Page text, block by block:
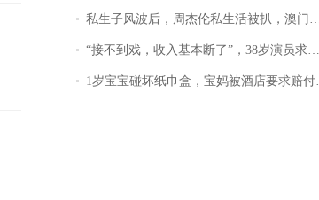
私生子风波后，周杰伦私生活被扒，澳门输10亿传闻早已经水落石出
“接不到戏，收入基本断了”，38岁演员求职景区NPC：工作量断崖式下跌，留给我试错的时间不多了
1岁宝宝碰坏纸巾盒，宝妈被酒店要求赔付924元！三亚一酒店回复：骨瓷定制！网友一查价格，吵翻了